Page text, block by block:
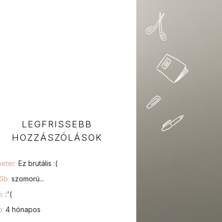
LEGFRISSEBB
HOZZÁSZÓLÁSOK
Ez brutális :(
szomorú...
:'(
4 hónapos